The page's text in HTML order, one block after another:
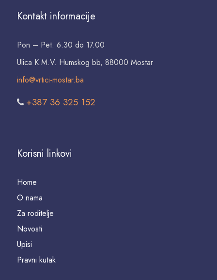
Kontakt informacije
Pon – Pet: 6.30 do 17.00
Ulica K.M.V. Humskog bb, 88000 Mostar
info@vrtici-mostar.ba
+387 36 325 152
Korisni linkovi
Home
O nama
Za roditelje
Novosti
Upisi
Pravni kutak